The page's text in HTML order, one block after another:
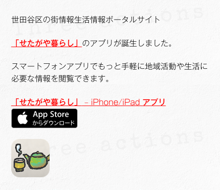
世田谷区の街情報生活情報ポータルサイト
「せたがや暮らし」 のアプリが誕生しました。
スマートフォンアプリでもっと手軽に地域活動や生活に
必要な情報を閲覧できます。
「せたがや暮らし」 – iPhone/iPad アプリ